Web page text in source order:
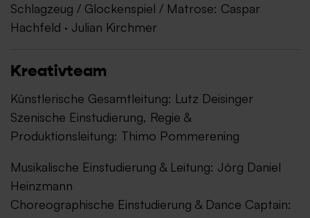
Schlagzeug / Glockenspiel / Matrose: Caspar
Hachfeld · Julian Kirchmer
Kreativteam
Künstlerische Gesamtleitung: Lutz Deisinger
Szenische Einstudierung, Regie &
Produktionsleitung: Thimo Pommerening
Musikalische Einstudierung & Leitung: Jörg Daniel
Heinzmann
Choreographische Einstudierung & Dance Captain: